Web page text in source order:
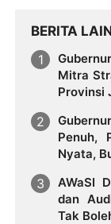
BERITA
Mitra
Provinsi
Penuh,
Nyata,
AWaSI
dan
Tak